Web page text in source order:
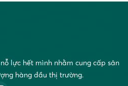
lực hết mình nhằm cung cấp sản
hàng đầu thị trường.